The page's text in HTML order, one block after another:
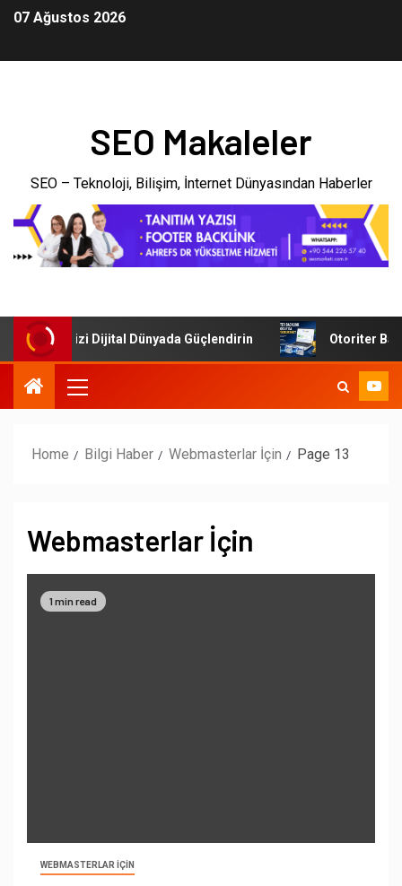
07 Ağustos 2026
SEO Makaleler
SEO – Teknoloji, Bilişim, İnternet Dünyasından Haberler
İşletmenizi Dijital Dünyada Güçlendirin Otoriter
Home Bilgi Haber Webmasterlar İçin Page 13
Webmasterlar İçin
1 min read
WEBMASTERLAR İÇIN